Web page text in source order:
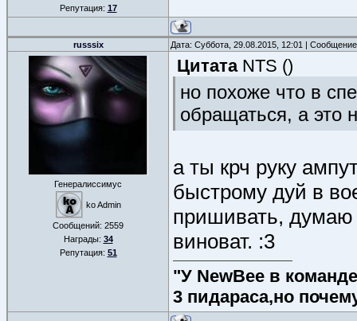
Репутация: 17
russsix Дата: Суббота, 29.08.2015, 12:01 |
Генералиссимус
ko Admin
Сообщений: 2559
Награды: 34
Репутация: 51
Цитата NTS ()
но похоже что в
обращаться, а это
а ты крч руку
быстрому дуй в
пришивать, думаю
виноват. :3
"У NewBee в
3 пидараса,но